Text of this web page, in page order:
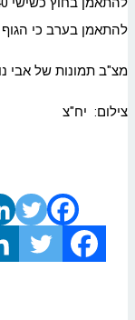
להתאמן בערב כי הגוף
מצ"ב תמונות של אבי
צילום: יח"צ